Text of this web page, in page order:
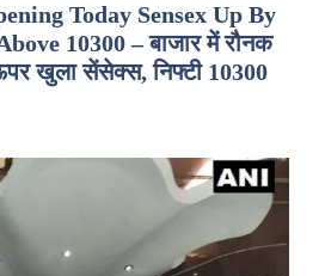
Today Sensex Up By
10300 – बाजार में रौनक
खुला सेंसेक्स, निफ्टी 10300